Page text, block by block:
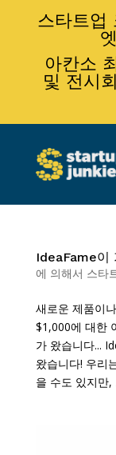
스타트업
아칸소
및 전시
IdeaFame이
에 의해서 스타
새로운 제품이
$1,000에 대한
가 왔습니다...
왔습니다! 우리
을 수도 있지만,